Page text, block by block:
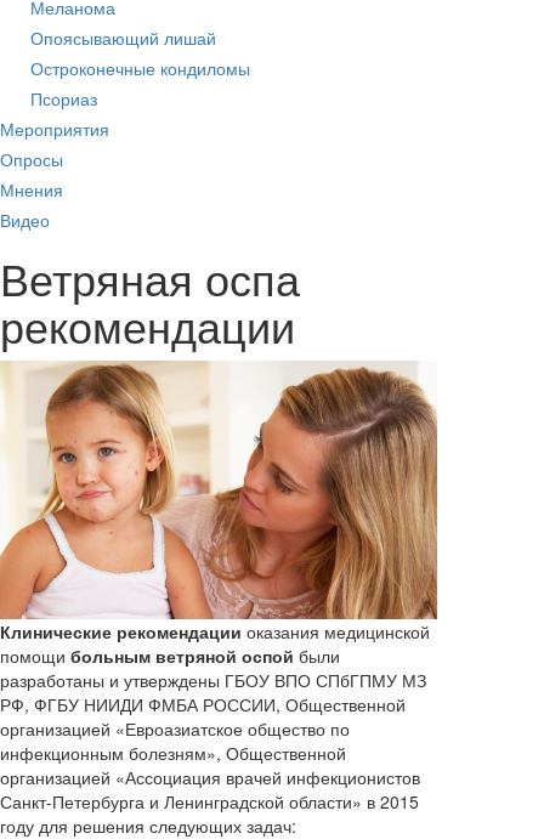
Меланома
Опоясывающий лишай
Остроконечные кондиломы
Псориаз
Мероприятия
Опросы
Мнения
Видео
Ветряная оспа
рекомендации
Клинические рекомендации оказания медицинской
помощи больным ветряной оспой были
разработаны и утверждены ГБОУ ВПО СПбГПМУ МЗ
РФ, ФГБУ НИИДИ ФМБА РОССИИ, Общественной
организацией «Евроазиатское общество по
инфекционным болезням», Общественной
организацией «Ассоциация врачей инфекционистов
Санкт-Петербурга и Ленинградской области» в 2015
году для решения следующих задач: